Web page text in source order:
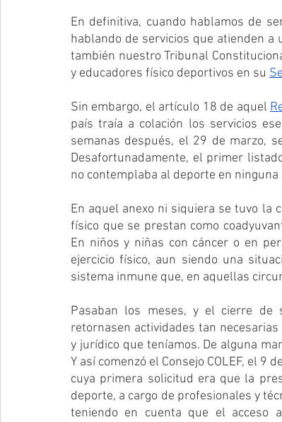
En definitiva, cuando hablamos de
hablando de servicios que atienden
también nuestro Tribunal
y educadores físico deportivos en su
Sin embargo, el artículo 18 de aquel
país traía a colación los servicios
semanas después, el 29 de marzo,
Desafortunadamente, el primer
no contemplaba al deporte en
En aquel anexo ni siquiera se tuvo la
físico que se prestan como
En niños y niñas con cáncer o en
ejercicio físico, aun siendo una
sistema inmune que, en aquellas
Pasaban los meses, y el cierre de
retornasen actividades tan
y jurídico que teníamos. De alguna
Y así comenzó el Consejo COLEF, el 9
cuya primera solicitud era que la
deporte, a cargo de profesionales y
teniendo en cuenta que el acceso